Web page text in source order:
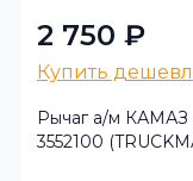
2 750 ₽
Купить
Рычаг а/м КАМАЗ
3552100